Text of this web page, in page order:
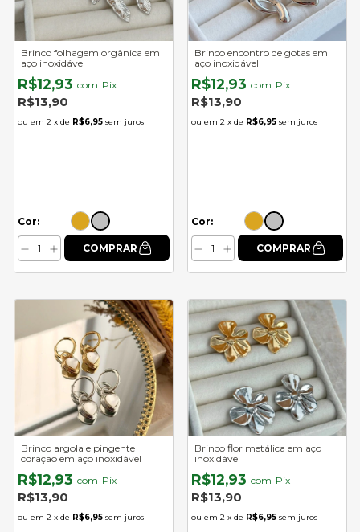
Brinco folhagem orgânica em
aço inoxidável
R$12,93 com Pix
R$13,90
2 x de R$6,95 sem juros
Cor:
Brinco encontro de gotas em
aço inoxidável
R$12,93 com Pix
R$13,90
2 x de R$6,95 sem juros
Cor:
Brinco argola e pingente
coração em aço inoxidável
R$12,93 com Pix
R$13,90
2 x de R$6,95 sem juros
Brinco flor metálica em aço
inoxidável
R$12,93 com Pix
R$13,90
2 x de R$6,95 sem juros